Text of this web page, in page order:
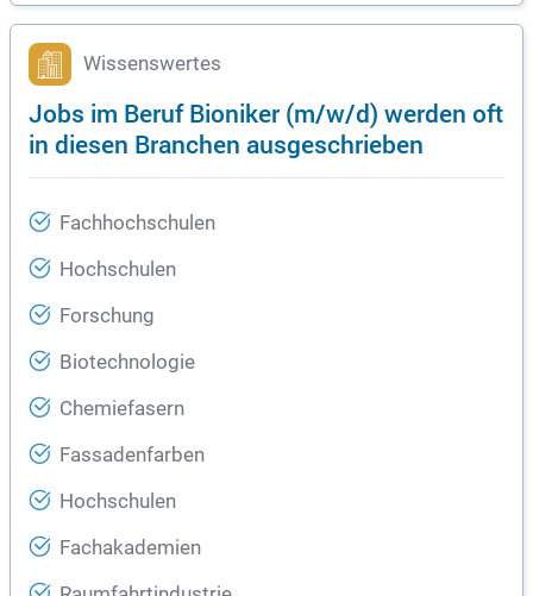
Wissenswertes
Jobs im Beruf Bioniker (m/w/d) werden oft
in diesen Branchen ausgeschrieben
Fachhochschulen
Hochschulen
Forschung
Biotechnologie
Chemiefasern
Fassadenfarben
Hochschulen
Fachakademien